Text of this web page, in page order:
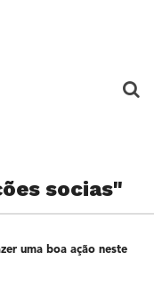
socias"
uma boa ação neste